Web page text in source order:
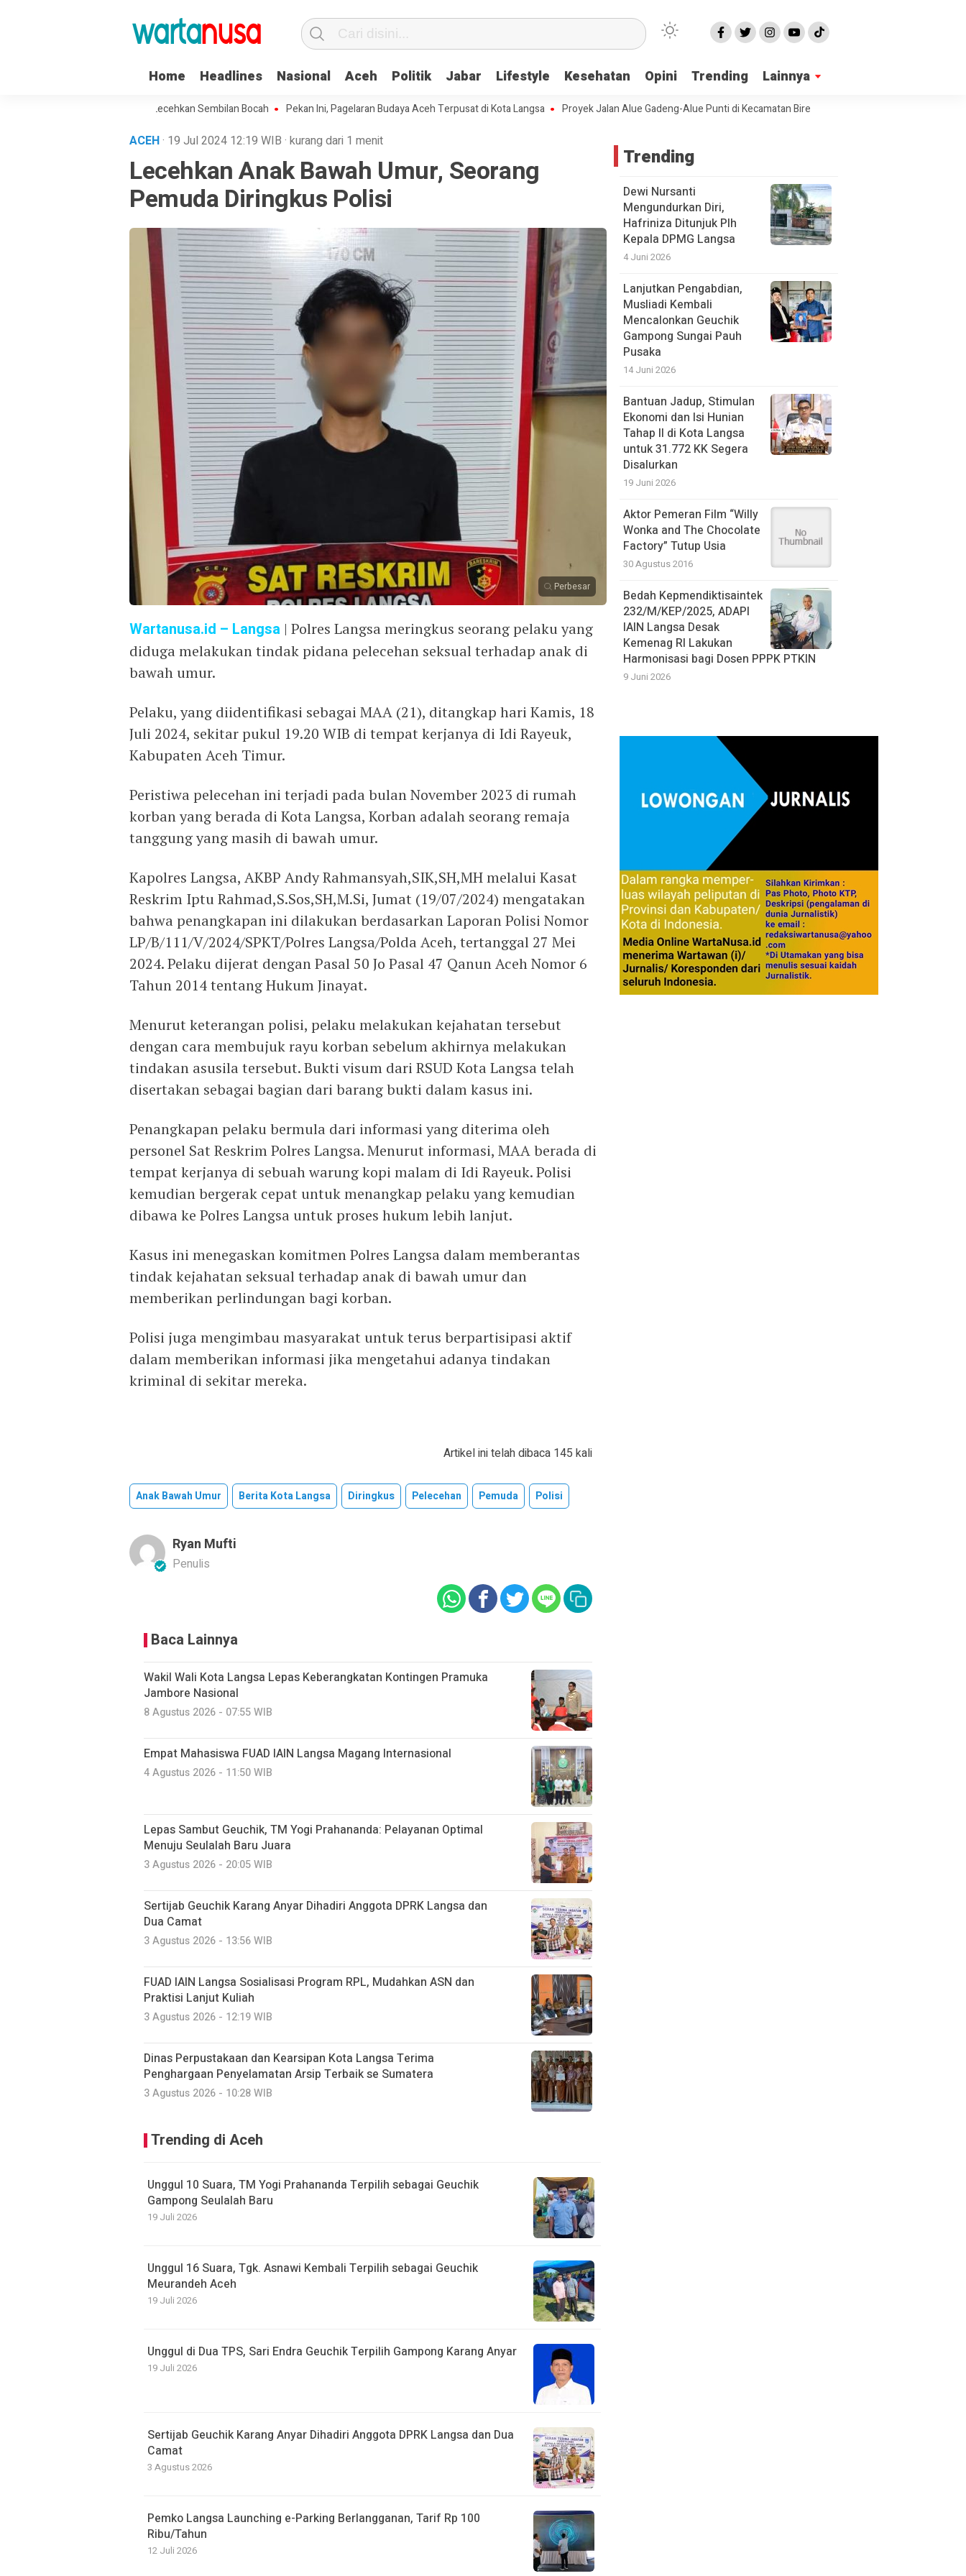
Home Headlines Nasional Aceh Politik Jabar Lifestyle Kesehatan Opini Trending Lainnya
Seorang Kakek di Langsa Lecehkan Sembilan Bocah Pekan Ini, Pagelaran Budaya Aceh Terpusat di Kota Langsa Proyek Jalan Alue Gadeng-Alue Punti di Kecamatan Birem Bayeun Mangkrak
ACEH· 19 Jul 2024 12:19 WIB · kurang dari 1 menit
Lecehkan Anak Bawah Umur, Seorang
Pemuda Diringkus Polisi
Perbesar
Wartanusa.id – Langsa | Polres Langsa meringkus seorang pelaku yang
diduga melakukan tindak pidana pelecehan seksual terhadap anak di
bawah umur.
Pelaku, yang diidentifikasi sebagai MAA (21), ditangkap hari Kamis, 18
Juli 2024, sekitar pukul 19.20 WIB di tempat kerjanya di Idi Rayeuk,
Kabupaten Aceh Timur.
Peristiwa pelecehan ini terjadi pada bulan November 2023 di rumah
korban yang berada di Kota Langsa, Korban adalah seorang remaja
tanggung yang masih di bawah umur.
Kapolres Langsa, AKBP Andy Rahmansyah,SIK,SH,MH melalui Kasat
Reskrim Iptu Rahmad,S.Sos,SH,M.Si, Jumat (19/07/2024) mengatakan
bahwa penangkapan ini dilakukan berdasarkan Laporan Polisi Nomor
LP/B/111/V/2024/SPKT/Polres Langsa/Polda Aceh, tertanggal 27 Mei
2024. Pelaku dijerat dengan Pasal 50 Jo Pasal 47 Qanun Aceh Nomor 6
Tahun 2014 tentang Hukum Jinayat.
Menurut keterangan polisi, pelaku melakukan kejahatan tersebut
dengan cara membujuk rayu korban sebelum akhirnya melakukan
tindakan asusila tersebut. Bukti visum dari RSUD Kota Langsa telah
disertakan sebagai bagian dari barang bukti dalam kasus ini.
Penangkapan pelaku bermula dari informasi yang diterima oleh
personel Sat Reskrim Polres Langsa. Menurut informasi, MAA berada di
tempat kerjanya di sebuah warung kopi malam di Idi Rayeuk. Polisi
kemudian bergerak cepat untuk menangkap pelaku yang kemudian
dibawa ke Polres Langsa untuk proses hukum lebih lanjut.
Kasus ini menegaskan komitmen Polres Langsa dalam memberantas
tindak kejahatan seksual terhadap anak di bawah umur dan
memberikan perlindungan bagi korban.
Polisi juga mengimbau masyarakat untuk terus berpartisipasi aktif
dalam memberikan informasi jika mengetahui adanya tindakan
kriminal di sekitar mereka.
Artikel ini telah dibaca 145 kali
Anak Bawah Umur Berita Kota Langsa Diringkus Pelecehan Pemuda Polisi
Ryan Mufti
Penulis
Baca Lainnya
Wakil Wali Kota Langsa Lepas Keberangkatan Kontingen Pramuka
Jambore Nasional
8 Agustus 2026 - 07:55 WIB
Empat Mahasiswa FUAD IAIN Langsa Magang Internasional
4 Agustus 2026 - 11:50 WIB
Lepas Sambut Geuchik, TM Yogi Prahananda: Pelayanan Optimal
Menuju Seulalah Baru Juara
3 Agustus 2026 - 20:05 WIB
Sertijab Geuchik Karang Anyar Dihadiri Anggota DPRK Langsa dan
Dua Camat
3 Agustus 2026 - 13:56 WIB
FUAD IAIN Langsa Sosialisasi Program RPL, Mudahkan ASN dan
Praktisi Lanjut Kuliah
3 Agustus 2026 - 12:19 WIB
Dinas Perpustakaan dan Kearsipan Kota Langsa Terima
Penghargaan Penyelamatan Arsip Terbaik se Sumatera
3 Agustus 2026 - 10:28 WIB
Trending di Aceh
Unggul 10 Suara, TM Yogi Prahananda Terpilih sebagai Geuchik
Gampong Seulalah Baru
19 Juli 2026
Unggul 16 Suara, Tgk. Asnawi Kembali Terpilih sebagai Geuchik
Meurandeh Aceh
19 Juli 2026
Unggul di Dua TPS, Sari Endra Geuchik Terpilih Gampong Karang Anyar
19 Juli 2026
Sertijab Geuchik Karang Anyar Dihadiri Anggota DPRK Langsa dan Dua
Camat
3 Agustus 2026
Pemko Langsa Launching e-Parking Berlangganan, Tarif Rp 100
Ribu/Tahun
12 Juli 2026
Trending
Dewi Nursanti
Mengundurkan Diri,
Hafriniza Ditunjuk Plh
Kepala DPMG Langsa
4 Juni 2026
Lanjutkan Pengabdian,
Musliadi Kembali
Mencalonkan Geuchik
Gampong Sungai Pauh
Pusaka
14 Juni 2026
Bantuan Jadup, Stimulan
Ekonomi dan Isi Hunian
Tahap II di Kota Langsa
untuk 31.772 KK Segera
Disalurkan
19 Juni 2026
Aktor Pemeran Film “Willy
Wonka and The Chocolate
Factory” Tutup Usia
30 Agustus 2016
Bedah Kepmendiktisaintek
232/M/KEP/2025, ADAPI
IAIN Langsa Desak
Kemenag RI Lakukan
Harmonisasi bagi Dosen PPPK PTKIN
9 Juni 2026